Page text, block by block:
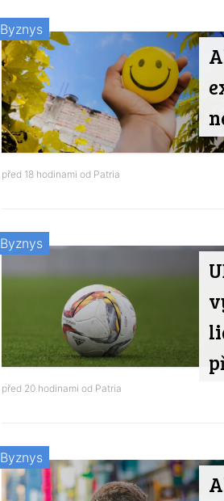
Byznys
před 18 hodinami od Patria
Byznys
před 20 hodinami od Patria
Byznys